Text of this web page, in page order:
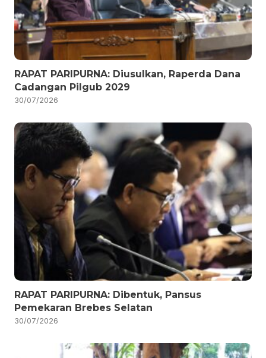
RAPAT PARIPURNA: Diusulkan, Raperda Dana
Cadangan Pilgub 2029
30/07/2026
RAPAT PARIPURNA: Dibentuk, Pansus
Pemekaran Brebes Selatan
30/07/2026